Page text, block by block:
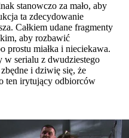
stanowczo za mało, aby
ta zdecydowanie
Całkiem udane fragmenty
aby rozbawić
prostu miałka i nieciekawa.
w serialu z dwudziestego
i dziwię się, że
ten irytujący odbiorców